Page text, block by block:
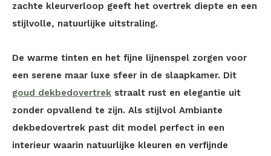
zachte kleurverloop geeft het overtrek diepte en een
stijlvolle, natuurlijke uitstraling.
De warme tinten en het fijne lijnenspel zorgen voor
een serene maar luxe sfeer in de slaapkamer. Dit
goud dekbedovertrek straalt rust en elegantie uit
zonder opvallend te zijn. Als stijlvol Ambiante
dekbedovertrek past dit model perfect in een
interieur waarin natuurlijke kleuren en verfijnde